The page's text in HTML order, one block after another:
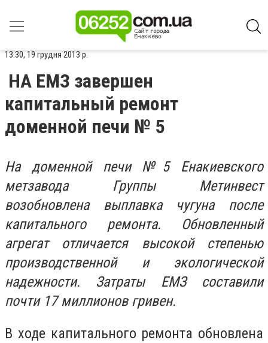
13:30, 19 грудня 2013 р.
НА ЕМЗ завершен
капитальный ремонт
доменной печи № 5
На доменной печи №5 Енакиевского
метзавода Группы Метинвест
возобновлена выплавка чугуна после
капитального ремонта. Обновленный
агрегат отличается высокой степенью
производственной и экологической
надежности. Затраты ЕМЗ составили
почти 17 миллионов гривен.
В ходе капитального ремонта обновлена